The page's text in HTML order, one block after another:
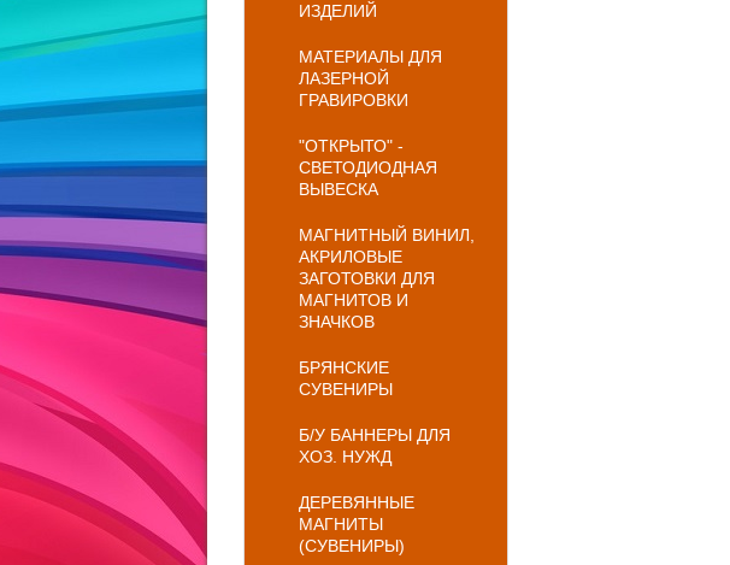
ИЗДЕЛИЙ
МАТЕРИАЛЫ ДЛЯ
ЛАЗЕРНОЙ
ГРАВИРОВКИ
"ОТКРЫТО" -
СВЕТОДИОДНАЯ
ВЫВЕСКА
МАГНИТНЫЙ ВИНИЛ,
АКРИЛОВЫЕ
ЗАГОТОВКИ ДЛЯ
МАГНИТОВ И
ЗНАЧКОВ
БРЯНСКИЕ
СУВЕНИРЫ
Б/У БАННЕРЫ ДЛЯ
ХОЗ. НУЖД
ДЕРЕВЯННЫЕ
МАГНИТЫ
(СУВЕНИРЫ)